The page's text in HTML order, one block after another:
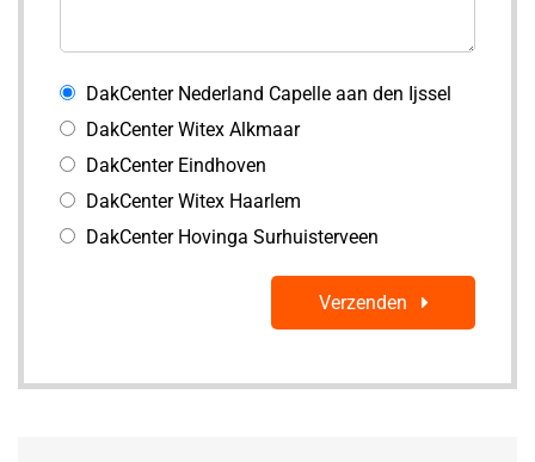
DakCenter Nederland Capelle aan den Ijssel
DakCenter Witex Alkmaar
DakCenter Eindhoven
DakCenter Witex Haarlem
DakCenter Hovinga Surhuisterveen
Verzenden